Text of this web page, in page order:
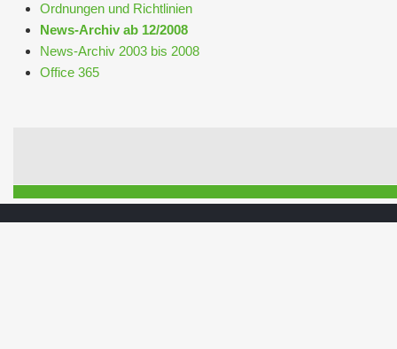
Ordnungen und Richtlinien
News-Archiv ab 12/2008
News-Archiv 2003 bis 2008
Office 365